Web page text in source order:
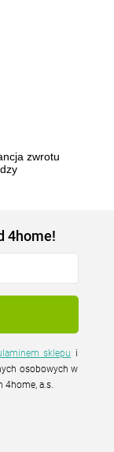
zwrotu
4home!
sklepu
osobowych w
4home, a.s.